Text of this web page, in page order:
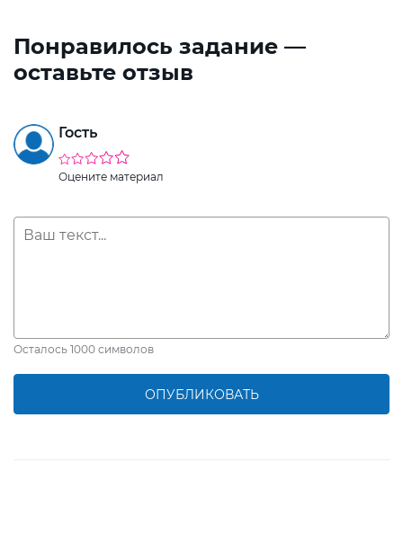
Понравилось задание —
оставьте отзыв
Гость
Оцените материал
Осталось 1000 символов
ОПУБЛИКОВАТЬ